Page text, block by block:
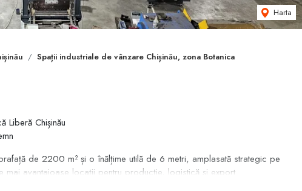
Harta
Spații industriale de vânzare Chișinău, zona Botanica
Chișinău
de 2200 m² și o înălțime utilă de 6 metri, amplasată strategic pe
avantajoase locații pentru producție, logistică și export.